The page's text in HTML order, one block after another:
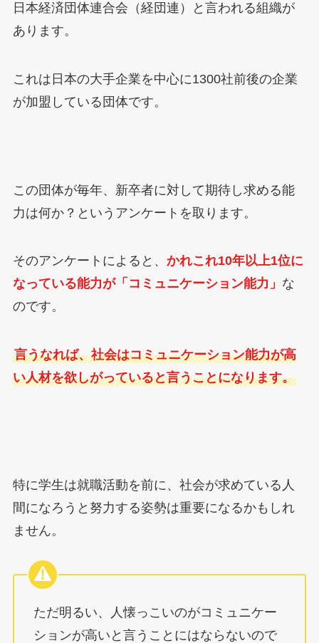
日本経済団体連合会（経団連）と言われる組織が
あります。
これは日本の大手企業を中心に1300社前後の企業
が加盟している団体です。
この団体が毎年、新卒者に対して期待し求める能
力は何か？というアンケートを取ります。
そのアンケートによると、 かれこれ10年以上1位に
なっている能力が「コミュニケーション能力」 な
のです。
言うなれば、社会はコミュニケーション能力が高
い人材を欲しがっていると言うことになります。
特に学生は就職活動を前に、社会が求めている人
間になろうと努力する姿勢は重要になるかもしれ
ません。
ただ明るい、人懐っこいのがコミュニケー
ションが高いと言うことにはならないので